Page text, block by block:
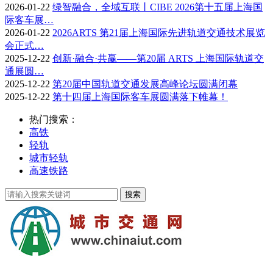
2026-01-22 绿智融合，全域互联丨CIBE 2026第十五届上海国
际客车展…
2026-01-22 2026ARTS 第21届上海国际先进轨道交通技术展览
会正式…
2025-12-22 创新·融合·共赢——第20届 ARTS 上海国际轨道交
通展圆…
2025-12-22 第20届中国轨道交通发展高峰论坛圆满闭幕
2025-12-22 第十四届上海国际客车展圆满落下帷幕！
热门搜索：
高铁
轻轨
城市轻轨
高速铁路